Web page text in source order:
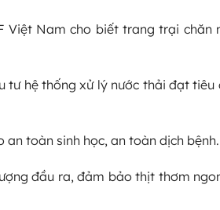
Việt Nam cho biết trang trại chăn
hệ thống xử lý nước thải đạt tiêu
toàn sinh học, an toàn dịch bệnh.
đầu ra, đảm bảo thịt thơm